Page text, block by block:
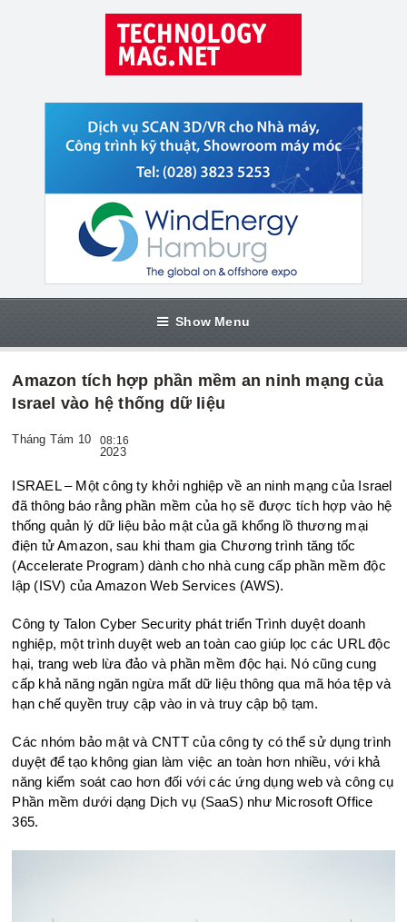
Show Menu
Amazon tích hợp phần mềm an ninh mạng của
Israel vào hệ thống dữ liệu
Tháng Tám 10 08:16
2023
ISRAEL – Một công ty khởi nghiệp về an ninh mạng của Israel
đã thông báo rằng phần mềm của họ sẽ được tích hợp vào hệ
thống quản lý dữ liệu bảo mật của gã khổng lồ thương mại
điện tử Amazon, sau khi tham gia Chương trình tăng tốc
(Accelerate Program) dành cho nhà cung cấp phần mềm độc
lập (ISV) của Amazon Web Services (AWS).
Công ty Talon Cyber ​​Security phát triển Trình duyệt doanh
nghiệp, một trình duyệt web an toàn cao giúp lọc các URL độc
hại, trang web lừa đảo và phần mềm độc hại. Nó cũng cung
cấp khả năng ngăn ngừa mất dữ liệu thông qua mã hóa tệp và
hạn chế quyền truy cập vào in và truy cập bộ tạm.
Các nhóm bảo mật và CNTT của công ty có thể sử dụng trình
duyệt để tạo không gian làm việc an toàn hơn nhiều, với khả
năng kiểm soát cao hơn đối với các ứng dụng web và công cụ
Phần mềm dưới dạng Dịch vụ (SaaS) như Microsoft Office
365.